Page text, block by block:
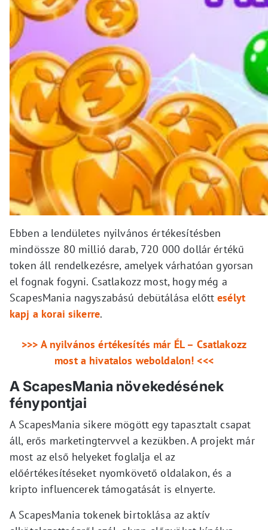
Ebben a lendületes nyilvános értékesítésben
mindössze 80 millió darab, 720 000 dollár értékű
token áll rendelkezésre, amelyek várhatóan gyorsan
el fognak fogyni. Csatlakozz most, hogy még a
ScapesMania nagyszabású debütálása előtt esélyt
kapj a korai sikerre.
>>> A nyilvános értékesítés már ÉL – Csatlakozz
most a hivatalos weboldalon! <<<
A ScapesMania növekedésének
fénypontjai
A ScapesMania sikere mögött egy tapasztalt csapat
áll, erős marketingtervvel a kezükben. A projekt már
most az első helyeket foglalja el az
előértékesítéseket nyomkövető oldalakon, és a
kripto influencerek támogatását is elnyerte.
A ScapesMania tokenek birtoklása az aktív